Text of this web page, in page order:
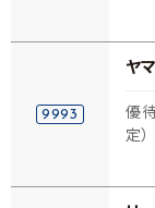
9993
ヤ
優
定）